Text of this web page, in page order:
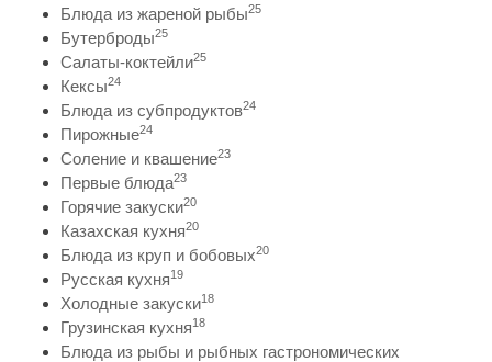
Блюда из жареной рыбы25
Бутерброды25
Салаты-коктейли25
Кексы24
Блюда из субпродуктов24
Пирожные24
Соление и квашение23
Первые блюда23
Горячие закуски20
Казахская кухня20
Блюда из круп и бобовых20
Русская кухня19
Холодные закуски18
Грузинская кухня18
Блюда из рыбы и рыбных гастрономических